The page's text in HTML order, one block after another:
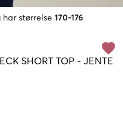
størrelse 170-176
SHORT TOP - JENTE